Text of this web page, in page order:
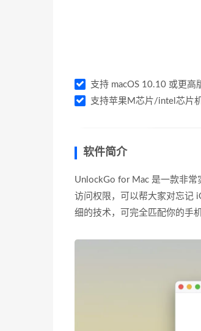
支持 macOS 10.10 或更高
支持苹果M芯片/intel芯片
软件简介
UnlockGo for Mac 是一款非常
访问权限，可以帮大家对忘记
细的技术，可完全匹配你的手